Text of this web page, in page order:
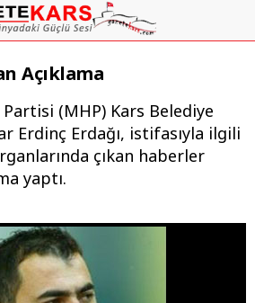
Açıklama
(MHP) Kars Belediye
Erdinç Erdağı, istifasıyla ilgili
çıkan haberler
yaptı.